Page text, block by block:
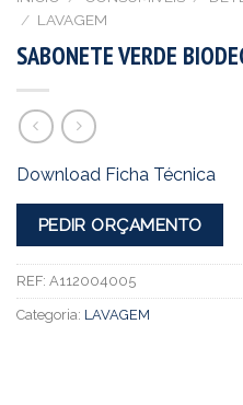
/ LAVAGEM
SABONETE VERDE
Download Ficha Técnica
PEDIR ORÇAMENTO
REF: A112004005
Categoria: LAVAGEM